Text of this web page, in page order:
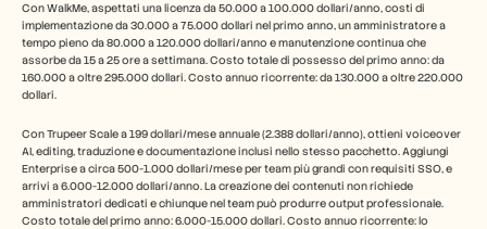
Con WalkMe, aspettati una licenza da 50.000 a 100.000 dollari/anno, costi di
implementazione da 30.000 a 75.000 dollari nel primo anno, un amministratore a
tempo pieno da 80.000 a 120.000 dollari/anno e manutenzione continua che
assorbe da 15 a 25 ore a settimana. Costo totale di possesso del primo anno: da
160.000 a oltre 295.000 dollari. Costo annuo ricorrente: da 130.000 a oltre 220.000
dollari.
Con Trupeer Scale a 199 dollari/mese annuale (2.388 dollari/anno), ottieni voiceover
AI, editing, traduzione e documentazione inclusi nello stesso pacchetto. Aggiungi
Enterprise a circa 500-1.000 dollari/mese per team più grandi con requisiti SSO, e
arrivi a 6.000-12.000 dollari/anno. La creazione dei contenuti non richiede
amministratori dedicati e chiunque nel team può produrre output professionale.
Costo totale del primo anno: 6.000-15.000 dollari. Costo annuo ricorrente: lo